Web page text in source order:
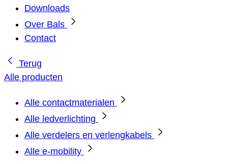
Downloads
Over Bals
Contact
Terug
Alle producten
Alle contactmaterialen
Alle ledverlichting
Alle verdelers en verlengkabels
Alle e-mobility